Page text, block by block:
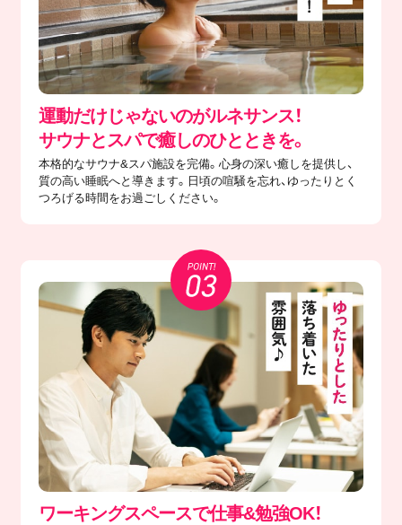
運動だけじゃないのがルネサンス！
サウナとスパで癒しのひとときを。
本格的なサウナ&スパ施設を完備。心身の深い癒しを提供し、
質の高い睡眠へと導きます。日頃の喧騒を忘れ、ゆったりとく
つろげる時間をお過ごしください。
ワーキングスペースで仕事&勉強OK！